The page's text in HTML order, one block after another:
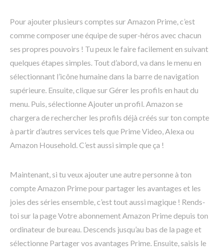
Pour ajouter plusieurs comptes sur Amazon Prime, c’est
comme composer une équipe de super-héros avec chacun
ses propres pouvoirs ! Tu peux le faire facilement en suivant
quelques étapes simples. Tout d’abord, va dans le menu en
sélectionnant l’icône humaine dans la barre de navigation
supérieure. Ensuite, clique sur Gérer les profils en haut du
menu. Puis, sélectionne Ajouter un profil. Amazon se
chargera de rechercher les profils déjà créés sur ton compte
à partir d’autres services tels que Prime Video, Alexa ou
Amazon Household. C’est aussi simple que ça !
Maintenant, si tu veux ajouter une autre personne à ton
compte Amazon Prime pour partager les avantages et les
joies des séries ensemble, c’est tout aussi magique ! Rends-
toi sur la page Votre abonnement Amazon Prime depuis ton
ordinateur de bureau. Descends jusqu’au bas de la page et
sélectionne Partager vos avantages Prime. Ensuite, saisis le